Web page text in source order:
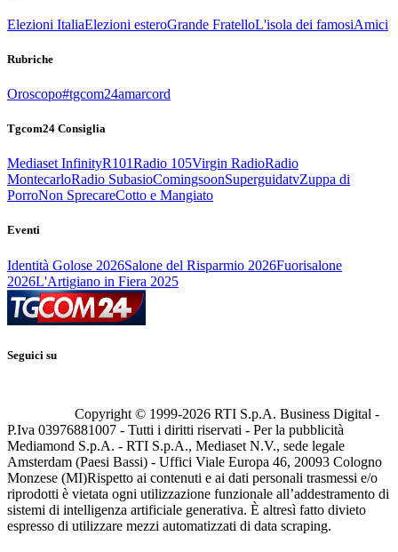
Elezioni ItaliaElezioni esteroGrande FratelloL'isola dei famosiAmici
Rubriche
Oroscopo#tgcom24amarcord
Tgcom24 Consiglia
Mediaset InfinityR101Radio 105Virgin RadioRadio
MontecarloRadio SubasioComingsoonSuperguidatvZuppa di
PorroNon SprecareCotto e Mangiato
Eventi
Identità Golose 2026Salone del Risparmio 2026Fuorisalone
2026L'Artigiano in Fiera 2025
Seguici su
Copyright © 1999-2026 RTI S.p.A. Business Digital -
P.Iva 03976881007 - Tutti i diritti riservati - Per la pubblicità
Mediamond S.p.A. - RTI S.p.A., Mediaset N.V., sede legale
Amsterdam (Paesi Bassi) - Uffici Viale Europa 46, 20093 Cologno
Monzese (MI)Rispetto ai contenuti e ai dati personali trasmessi e/o
riprodotti è vietata ogni utilizzazione funzionale all’addestramento di
sistemi di intelligenza artificiale generativa. È altresì fatto divieto
espresso di utilizzare mezzi automatizzati di data scraping.